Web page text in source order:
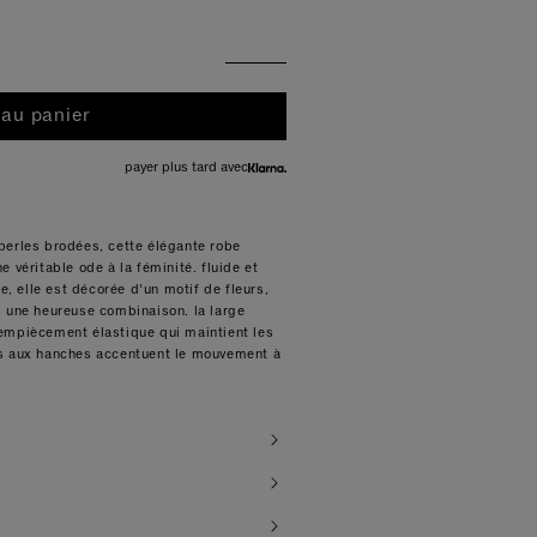
panier
payer plus tard avec
brodées, cette élégante robe
véritable ode à la féminité. fluide et
elle est décorée d'un motif de fleurs,
heureuse combinaison. la large
élastique qui maintient les
hanches accentuent le mouvement à